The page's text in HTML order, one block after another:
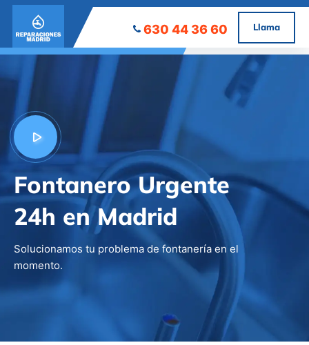
630 44 36 60 Llama
Fontanero Urgente
24h en Madrid
Solucionamos tu problema de fontanería en el
momento.